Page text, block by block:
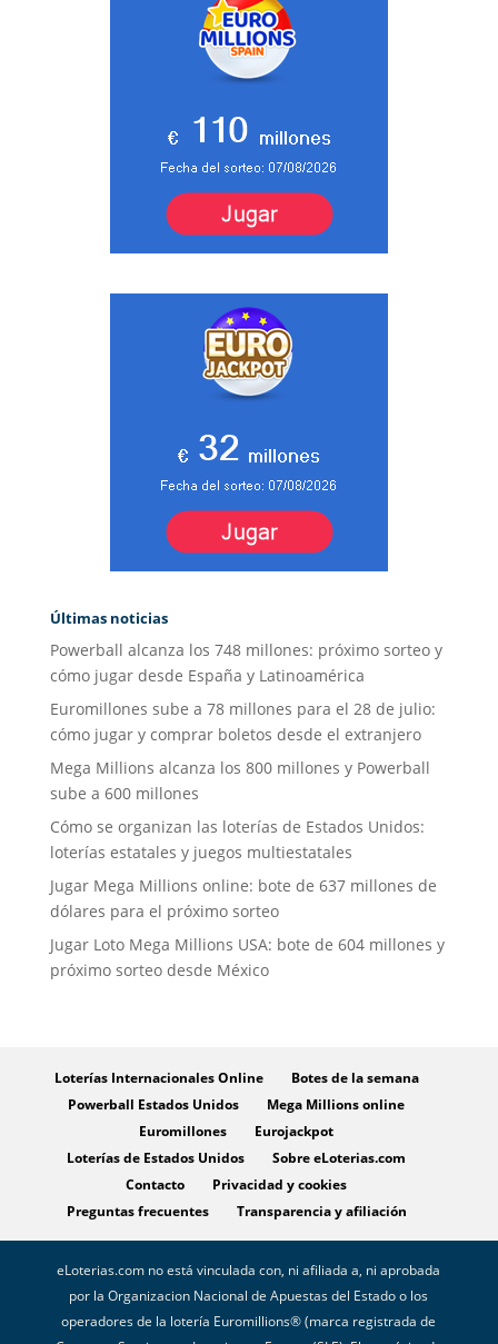
Últimas noticias
Powerball alcanza los 748 millones: próximo sorteo y
cómo jugar desde España y Latinoamérica
Euromillones sube a 78 millones para el 28 de julio:
cómo jugar y comprar boletos desde el extranjero
Mega Millions alcanza los 800 millones y Powerball
sube a 600 millones
Cómo se organizan las loterías de Estados Unidos:
loterías estatales y juegos multiestatales
Jugar Mega Millions online: bote de 637 millones de
dólares para el próximo sorteo
Jugar Loto Mega Millions USA: bote de 604 millones y
próximo sorteo desde México
Loterías Internacionales Online
Botes de la semana
Powerball Estados Unidos
Mega Millions online
Euromillones
Eurojackpot
Loterías de Estados Unidos
Sobre eLoterias.com
Contacto
Privacidad y cookies
Preguntas frecuentes
Transparencia y afiliación
eLoterias.com no está vinculada con, ni afiliada a, ni aprobada
por la Organizacion Nacional de Apuestas del Estado o los
operadores de la lotería Euromillions® (marca registrada de